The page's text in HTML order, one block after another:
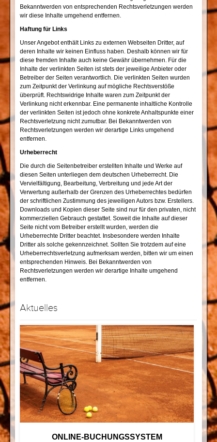
Bekanntwerden von entsprechenden Rechtsverletzungen werden
wir diese Inhalte umgehend entfernen.
Haftung für Links
Unser Angebot enthält Links zu externen Webseiten Dritter, auf
deren Inhalte wir keinen Einfluss haben. Deshalb können wir für
diese fremden Inhalte auch keine Gewähr übernehmen. Für die
Inhalte der verlinkten Seiten ist stets der jeweilige Anbieter oder
Betreiber der Seiten verantwortlich. Die verlinkten Seiten wurden
zum Zeitpunkt der Verlinkung auf mögliche Rechtsverstöße
überprüft. Rechtswidrige Inhalte waren zum Zeitpunkt der
Verlinkung nicht erkennbar. Eine permanente inhaltliche Kontrolle
der verlinkten Seiten ist jedoch ohne konkrete Anhaltspunkte einer
Rechtsverletzung nicht zumutbar. Bei Bekanntwerden von
Rechtsverletzungen werden wir derartige Links umgehend
entfernen.
Urheberrecht
Die durch die Seitenbetreiber erstellten Inhalte und Werke auf
diesen Seiten unterliegen dem deutschen Urheberrecht. Die
Vervielfältigung, Bearbeitung, Verbreitung und jede Art der
Verwertung außerhalb der Grenzen des Urheberrechtes bedürfen
der schriftlichen Zustimmung des jeweiligen Autors bzw. Erstellers.
Downloads und Kopien dieser Seite sind nur für den privaten, nicht
kommerziellen Gebrauch gestattet. Soweit die Inhalte auf dieser
Seite nicht vom Betreiber erstellt wurden, werden die
Urheberrechte Dritter beachtet. Insbesondere werden Inhalte
Dritter als solche gekennzeichnet. Sollten Sie trotzdem auf eine
Urheberrechtsverletzung aufmerksam werden, bitten wir um einen
entsprechenden Hinweis. Bei Bekanntwerden von
Rechtsverletzungen werden wir derartige Inhalte umgehend
entfernen.
Aktuelles
ONLINE-BUCHUNGSSYSTEM